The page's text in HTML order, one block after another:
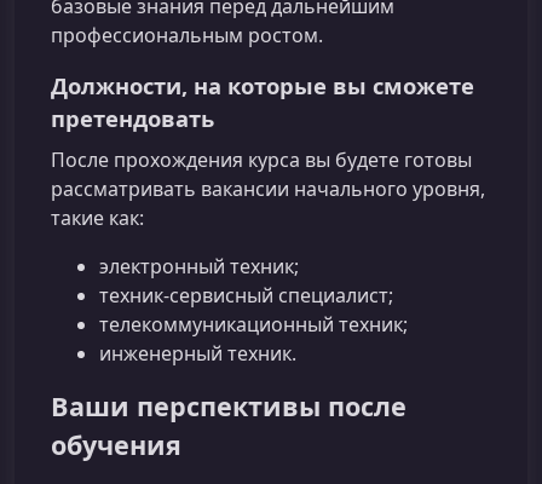
базовые знания перед дальнейшим
профессиональным ростом.
Должности, на которые вы сможете
претендовать
После прохождения курса вы будете готовы
рассматривать вакансии начального уровня,
такие как:
электронный техник;
техник-сервисный специалист;
телекоммуникационный техник;
инженерный техник.
Ваши перспективы после
обучения